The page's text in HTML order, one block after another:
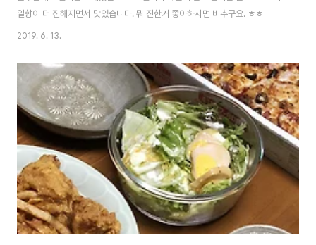
일향이 더 진해지면서 맛있습니다. 뭐 진한거 좋아하시면 비추구요. ㅎㅎ
2019. 6. 13.